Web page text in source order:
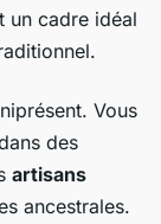
un cadre idéal
Vous
des
artisans
ancestrales.